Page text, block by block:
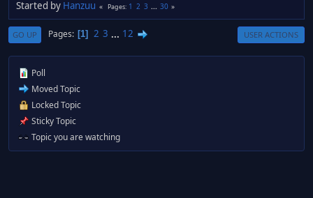
Started by Hanzuu Pages 1 2 3 ... 30
GO UP Pages 1 2 3 ... 12 USER ACTIONS
Poll
Moved Topic
Locked Topic
Sticky Topic
Topic you are watching